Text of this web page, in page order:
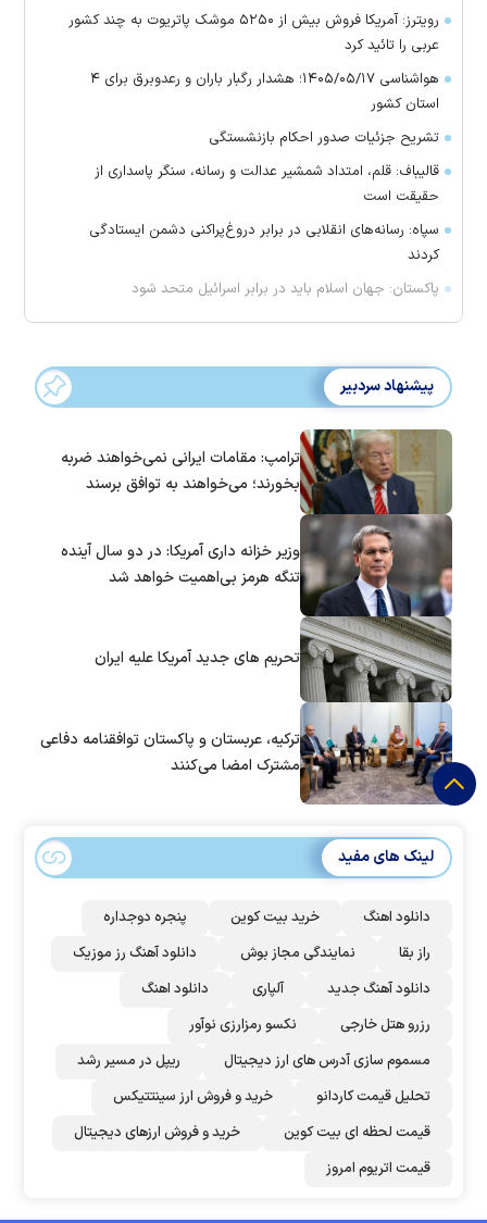
رویترز: آمریکا فروش بیش از ۵۲۵۰ موشک پاتریوت به چند کشور
عربی را تائید کرد
هواشناسی ۱۴۰۵/۰۵/۱۷؛ هشدار رگبار باران و رعدوبرق برای ۴
استان کشور
تشریح جزئیات صدور احکام بازنشستگی
قالیباف: قلم، امتداد شمشیر عدالت و رسانه، سنگر پاسداری از
حقیقت است
سپاه: رسانه‌های انقلابی در برابر دروغ‌پراکنی دشمن ایستادگی
کردند
پاکستان: جهان اسلام باید در برابر اسرائیل متحد شود
پیشنهاد سردبیر
ترامپ: مقامات ایرانی نمی‌خواهند ضربه
بخورند؛ می‌خواهند به توافق برسند
وزیر خزانه داری آمریکا: در دو سال آینده
تنگه هرمز بی‌اهمیت خواهد شد
تحریم های جدید آمریکا علیه ایران
ترکیه، عربستان و پاکستان توافقنامه دفاعی
مشترک امضا می‌کنند
لینک های مفید
دانلود اهنگ خرید بیت کوین
پنجره دوجداره
راز بقا
نمایندگی مجاز بوش
دانلود آهنگ رز‌ موزیک
دانلود آهنگ جدید
آلپاری
دانلود اهنگ
رزرو هتل خارجی
نکسو رمزارزی نوآور
مسموم سازی آدرس های ارز دیجیتال
ریپل در مسیر رشد
تحلیل قیمت کاردانو
خرید و فروش ارز سینتتیکس
قیمت لحظه ای بیت کوین
خرید و فروش ارزهای دیجیتال
قیمت اتریوم امروز